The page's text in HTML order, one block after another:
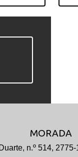
MORADA
n.º 514,